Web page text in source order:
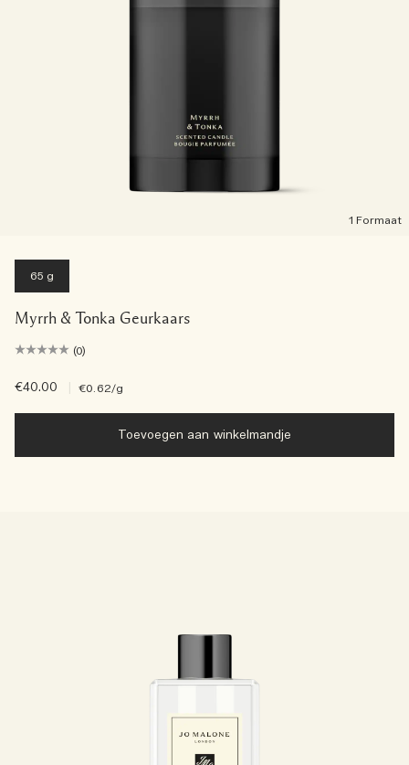
1 Formaat
65 g
Myrrh & Tonka Geurkaars
(0)
€40.00 €0.62/g
Toevoegen aan winkelmandje